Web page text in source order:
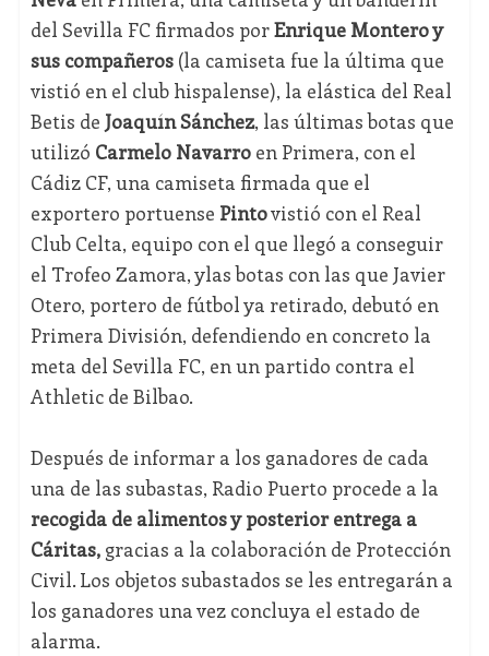
del Sevilla FC firmados porEnrique Montero y
sus compañeros(la camiseta fue la última que
vistió en el club hispalense), la elástica del Real
Betis de Joaquín Sánchez, las últimas botas que
utilizó Carmelo Navarroen Primera, con el
Cádiz CF, una camiseta firmada que el
exportero portuense Pintovistió con el Real
Club Celta, equipo con el que llegó a conseguir
el Trofeo Zamora, ylas botas con las que Javier
Otero, portero de fútbol ya retirado, debutó en
Primera División, defendiendo en concreto la
meta del Sevilla FC, en un partido contra el
Athletic de Bilbao.
Después de informar a los ganadores de cada
una de las subastas, Radio Puerto procede a la
recogida de alimentos y posterior entrega a
Cáritas,gracias a la colaboración de Protección
Civil. Los objetos subastados se les entregarán a
los ganadores una vez concluya el estado de
alarma.